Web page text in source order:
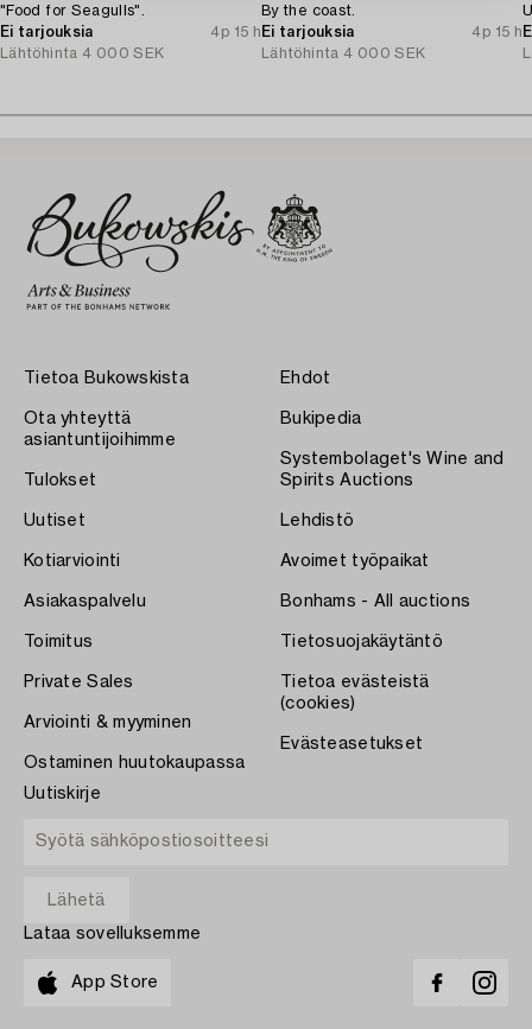
"Food for Seagulls".
Ei tarjouksia
4p 15 h
Lähtöhinta 4 000 SEK
By the coast.
Ei tarjouksia
4p 15 h
Lähtöhinta 4 000 SEK
Tietoa Bukowskista
Ota yhteyttä
asiantuntijoihimme
Tulokset
Uutiset
Kotiarviointi
Asiakaspalvelu
Toimitus
Private Sales
Arviointi & myyminen
Ostaminen huutokaupassa
Ehdot
Bukipedia
Systembolaget's Wine and
Spirits Auctions
Lehdistö
Avoimet työpaikat
Bonhams - All auctions
Tietosuojakäytäntö
Tietoa evästeistä
(cookies)
Evästeasetukset
Uutiskirje
Lataa sovelluksemme
App Store